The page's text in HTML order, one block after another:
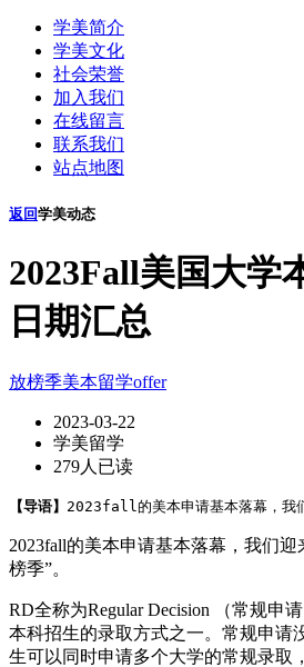
学美简介
学美文化
社会荣誉
加入我们
在线留言
联系我们
站点地图
返回学美动态
2023Fall美国大学
日期汇总
放榜季美本留学offer
2023-03-22
学美留学
279人已读
【导语】 2023fall的美本申请基本落幕，
2023fall的美本申请基本落幕，我们
榜季”。
RD全称为Regular Decision （常规申
本科招生的录取方式之一。常规申请
生可以同时申请多个大学的常规录取